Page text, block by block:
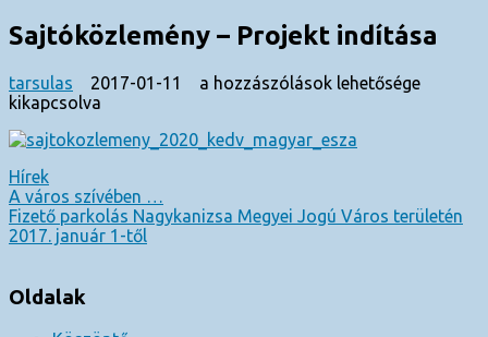
Sajtóközlemény – Projekt indítása
tarsulas 2017-01-11
Sajtóközlemény
indítása
a hozzászólások lehetősége
kikapcsolva
Hírek
Bejegyzés
navigáció
A város szívében …
Fizető parkolás Nagykanizsa Megyei Jogú Város területén
2017. január 1-től
Oldalak